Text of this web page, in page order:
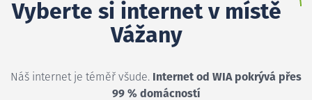
Vyberte si internet v místě
Vážany
Náš internet je téměř všude. Internet od WIA pokrývá přes
99 % domácností